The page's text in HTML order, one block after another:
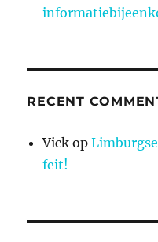
RECENT
Vick op
feit!